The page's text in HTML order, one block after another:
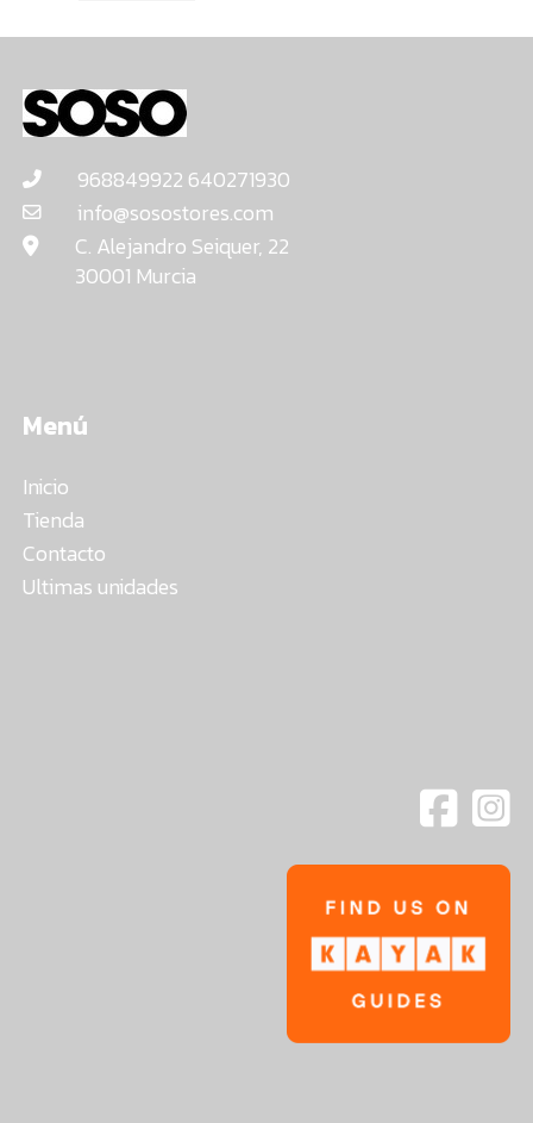
968849922 640271930
info@sosostores.com
C. Alejandro Seiquer, 22
30001 Murcia
Menú
Inicio
Tienda
Contacto
Ultimas unidades